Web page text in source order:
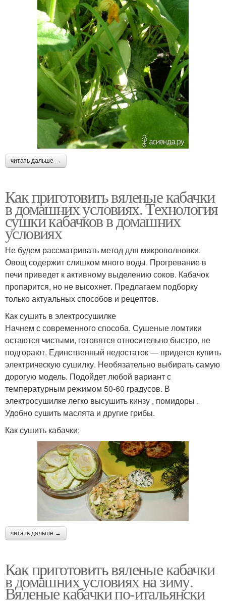
читать дальше →
Как приготовить вяленые кабачки
в домашних условиях. Технология
сушки кабачков в домашних
условиях
Не будем рассматривать метод для микроволновки.
Овощ содержит слишком много воды. Прогревание в
печи приведет к активному выделению соков. Кабачок
пропарится, но не высохнет. Предлагаем подборку
только актуальных способов и рецептов.
Как сушить в электросушилке
Начнем с современного способа. Сушеные ломтики
остаются чистыми, готовятся относительно быстро, не
подгорают. Единственный недостаток — придется купить
электрическую сушилку. Необязательно выбирать самую
дорогую модель. Подойдет любой вариант с
температурным режимом 50-60 градусов. В
электросушилке легко высушить кинзу , помидоры .
Удобно сушить маслята и другие грибы.
Как сушить кабачки:
читать дальше →
Как приготовить вяленые кабачки
в домашних условиях на зиму.
Вяленые кабачки по-итальянски